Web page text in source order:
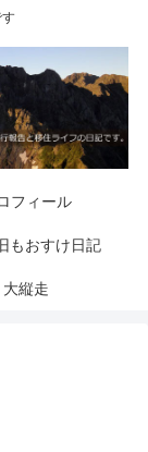
フィール
もおすけ日記
大縦走